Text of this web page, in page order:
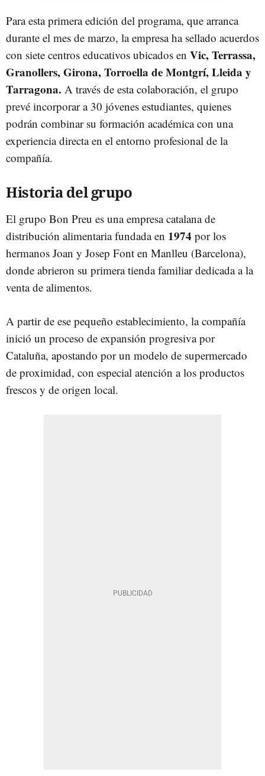
Para esta primera edición del programa, que arranca
durante el mes de marzo, la empresa ha sellado acuerdos
con siete centros educativos ubicados en Vic, Terrassa,
Granollers, Girona, Torroella de Montgrí, Lleida y
Tarragona. A través de esta colaboración, el grupo
prevé incorporar a 30 jóvenes estudiantes, quienes
podrán combinar su formación académica con una
experiencia directa en el entorno profesional de la
compañía.
Historia del grupo
El grupo Bon Preu es una empresa catalana de
distribución alimentaria fundada en 1974 por los
hermanos Joan y Josep Font en Manlleu (Barcelona),
donde abrieron su primera tienda familiar dedicada a la
venta de alimentos.
A partir de ese pequeño establecimiento, la compañía
inició un proceso de expansión progresiva por
Cataluña, apostando por un modelo de supermercado
de proximidad, con especial atención a los productos
frescos y de origen local.